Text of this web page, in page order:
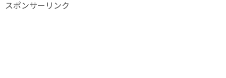
スポンサーリンク